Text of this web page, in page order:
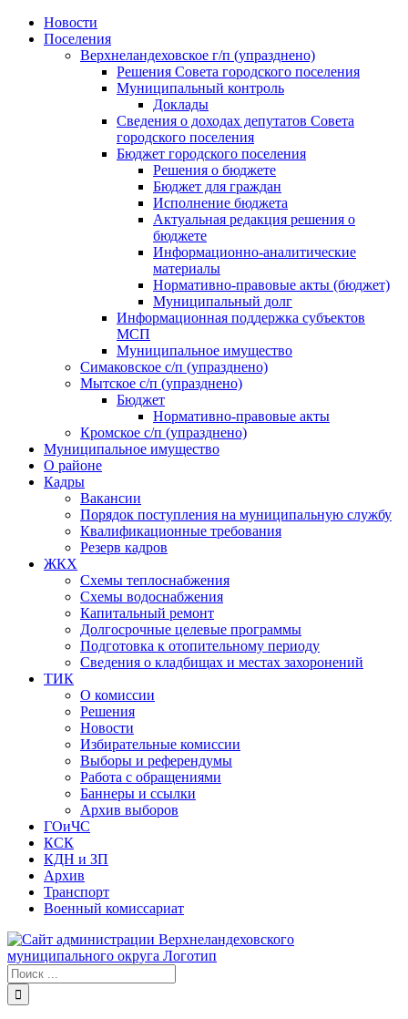
Skip
Новости
Поселения
Верхнеландеховское г/п (упразднено)
Решения Совета городского поселения
Муниципальный контроль
Доклады
Сведения о доходах депутатов Совета
городского поселения
Бюджет городского поселения
Решения о бюджете
Бюджет для граждан
Исполнение бюджета
Актуальная редакция решения о
бюджете
Информационно-аналитические
материалы
Нормативно-правовые акты (бюджет)
Муниципальный долг
Информационная поддержка субъектов
МСП
Муниципальное имущество
Симаковское с/п (упразднено)
Мытское с/п (упразднено)
Бюджет
Нормативно-правовые акты
Кромское с/п (упразднено)
Муниципальное имущество
О районе
Кадры
Вакансии
Порядок поступления на муниципальную службу
Квалификационные требования
Резерв кадров
ЖКХ
Схемы теплоснабжения
Схемы водоснабжения
Капитальный ремонт
Долгосрочные целевые программы
Подготовка к отопительному периоду
Сведения о кладбищах и местах захоронений
ТИК
О комиссии
Решения
Новости
Избирательные комиссии
Выборы и референдумы
Работа с обращениями
Баннеры и ссылки
Архив выборов
ГОиЧС
КСК
КДН и ЗП
Архив
Транспорт
Военный комиссариат
Результат
поиска: